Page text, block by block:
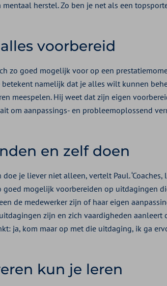
herstel. Zo ben je net als een
voorbereid
zo goed mogelijk voor op een
betekent namelijk dat je alles wilt kunnen
meespelen. Hij weet dat zijn eigen
om aanpassings- en probleemoplossend
en zelf doen
je liever niet alleen, vertelt Paul.
goed mogelijk voorbereiden op uitdagingen
de medewerker zijn of haar eigen
zijn en zich vaardigheden aanleert
ja, kom maar op met die uitdaging, ik ga
kun je leren